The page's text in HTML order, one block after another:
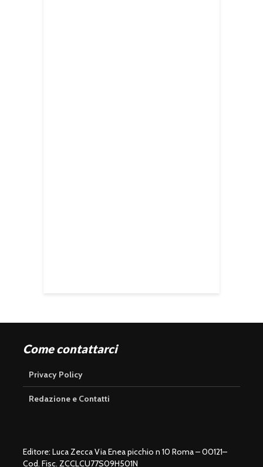
Come contattarci
Privacy Policy
Redazione e Contatti
Editore: Luca Zecca Via Enea picchio n 10 Roma – 00121–
Cod. Fisc. ZCCLCU77S09H501N